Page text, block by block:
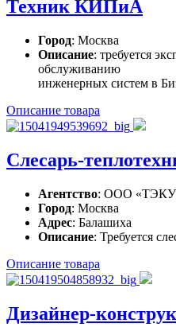
Техник КИПиА
Город: Москва
Описание: требуется
обслуживанию
инженерных систем в
Описание товара
Слесарь-
Агентство: ООО
Город: Москва
Адрес: Балашиха
Описание: Требуется
Описание товара
Дизайнер-